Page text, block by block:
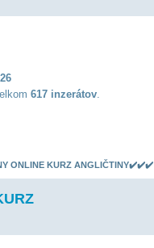
617 inzerátov.
ONLINE KURZ ANGLIČTINY✔️✔️✔️